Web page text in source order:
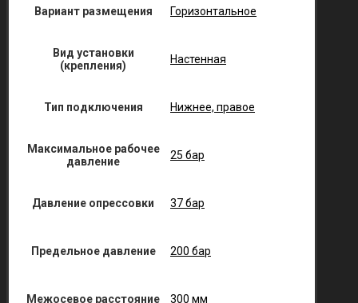
Вариант размещения Горизонтальное
Вид установки
(крепления)
Настенная
Тип подключения Нижнее, правое
Максимальное рабочее
давление
25 бар
Давление опрессовки 37 бар
Предельное давление 200 бар
Межосевое расстояние 300 мм